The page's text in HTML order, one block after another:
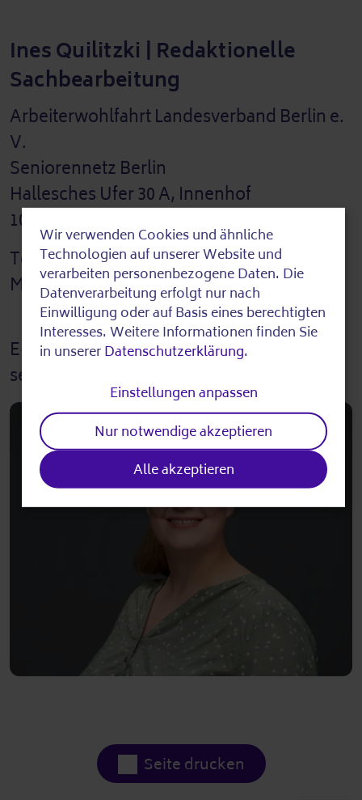
Ines Quilitzki | Redaktionelle
Sachbearbeitung
Arbeiterwohlfahrt Landesverband Berlin e.
V.
Seniorennetz Berlin
Hallesches Ufer 30 A, Innenhof
10963 Berlin
Telefon: 030 25389210
Mobil: 0151 24150453
E-Mail: ines.quilitzki@awoberlin.de
seniorennetz@awoberlin.de
Seite drucken
Use
of
personal
data
and
cookies
Wir verwenden Cookies und ähnliche
Technologien auf unserer Website und
verarbeiten personenbezogene Daten. Die
Datenverarbeitung erfolgt nur nach
Einwilligung oder auf Basis eines berechtigten
Interesses. Weitere Informationen finden Sie
in unsererDatenschutzerklärung.
Einstellungen anpassen
Nur notwendige akzeptieren
Alle akzeptieren